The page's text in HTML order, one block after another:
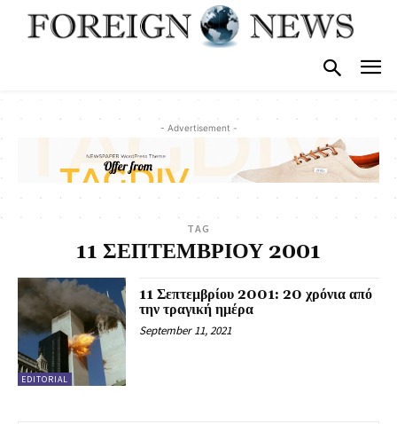
- Advertisement -
TAG
11 ΣΕΠΤΕΜΒΡΙΟΥ 2001
EDITORIAL
11 Σεπτεμβρίου 2001: 20 χρόνια από
την τραγική ημέρα
September 11, 2021